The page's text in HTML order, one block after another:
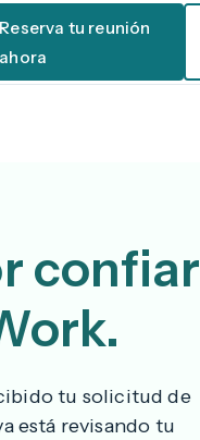
Reserva tu reunión
ahora
confiar
tu solicitud de
está revisando tu